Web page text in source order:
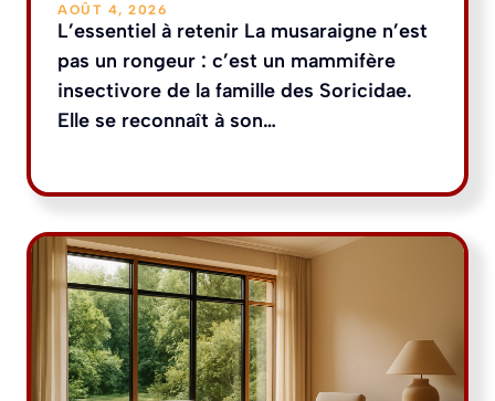
AOÛT 4, 2026
L’essentiel à retenir La musaraigne n’est
pas un rongeur : c’est un mammifère
insectivore de la famille des Soricidae.
Elle se reconnaît à son…